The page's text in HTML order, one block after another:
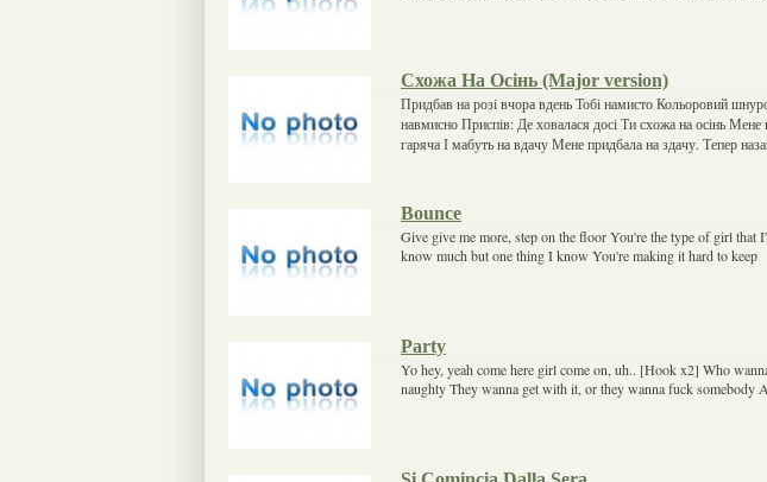
Схожа На Осінь (Major version)
Придбав на розі вчора вдень Тобі намисто Кольоровий
навмисно Приспів: Де ховалася досі Ти схожа на осінь
гаряча І мабуть на вдачу Мене придбала на здачу. Тепер
Bounce
Give give me more, step on the floor You're the type of girl that
know much but one thing I know You're making it hard to keep
Party
Yo hey, yeah come here girl come on, uh.. [Hook x2] Who
naughty They wanna get with it, or they wanna fuck somebody